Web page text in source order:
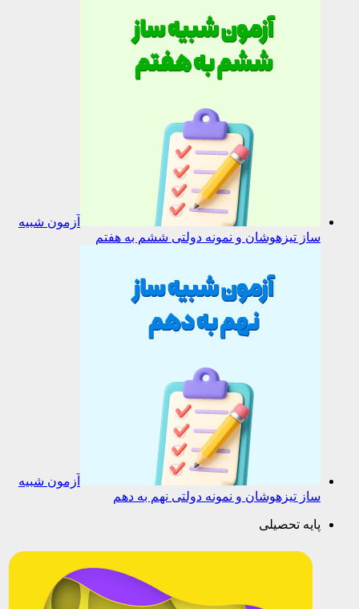
آزمون شبیه
ساز تیزهوشان و نمونه دولتی ششم به هفتم
آزمون شبیه
ساز تیزهوشان و نمونه دولتی نهم به دهم
پایه تحصیلی